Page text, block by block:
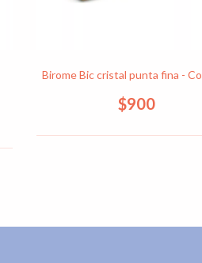
Birome Bic cristal punta fina -
$900